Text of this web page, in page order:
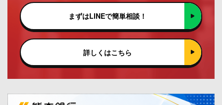
まずはLINEで簡単相談！
詳しくはこちら